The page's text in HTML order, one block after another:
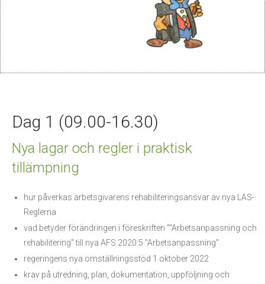
Dag 1 (09.00-16.30)
Nya lagar och regler i praktisk
tillämpning
hur påverkas arbetsgivarens rehabiliteringsansvar av nya LAS-
Reglerna
vad betyder förändringen i föreskriften ""Arbetsanpassning och
rehabilitering" till nya AFS 2020:5 "Arbetsanpassning"
regeringens nya omställningsstöd 1 oktober 2022
krav på utredning, plan, dokumentation, uppföljning och